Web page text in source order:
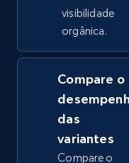
2.4K+
Google
web using
URL, Product id,
Rating, Reviews
more.
visibilidade
orgânica.
Compare o
das
variantes
Compare o